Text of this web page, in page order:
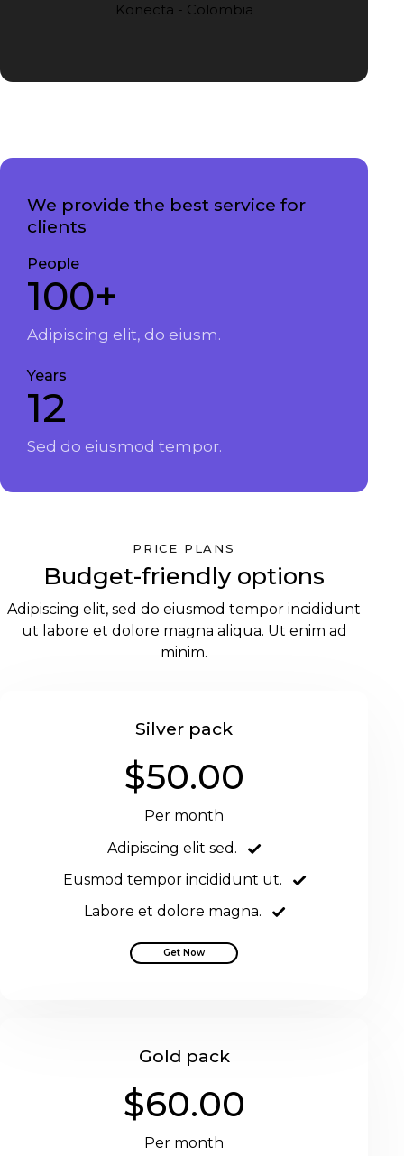
Konecta - Colombia
We provide the best service for
clients
People
100+
Adipiscing elit, do eiusm.
Years
12
Sed do eiusmod tempor.
PRICE PLANS
Budget-friendly options
Adipiscing elit, sed do eiusmod tempor incididunt
ut labore et dolore magna aliqua. Ut enim ad
minim.
Silver pack
$50.00
Per month
Adipiscing elit sed.
Eusmod tempor incididunt ut.
Labore et dolore magna.
Get Now
Gold pack
$60.00
Per month